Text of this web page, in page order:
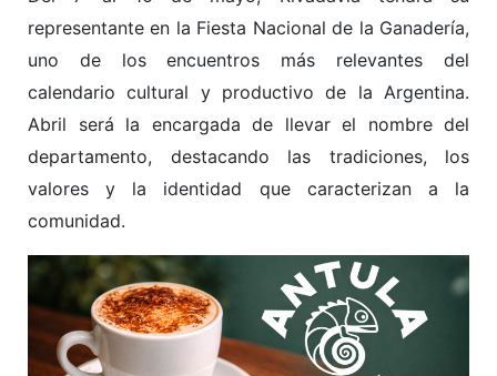
representante en la Fiesta Nacional de la Ganadería,
uno de los encuentros más relevantes del
calendario cultural y productivo de la Argentina.
Abril será la encargada de llevar el nombre del
departamento, destacando las tradiciones, los
valores y la identidad que caracterizan a la
comunidad.